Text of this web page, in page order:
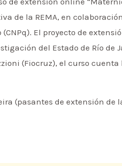
de la REMA, en
El proyecto de
del Estado de Río de
(Fiocruz), el curso
(pasantes de extensión de